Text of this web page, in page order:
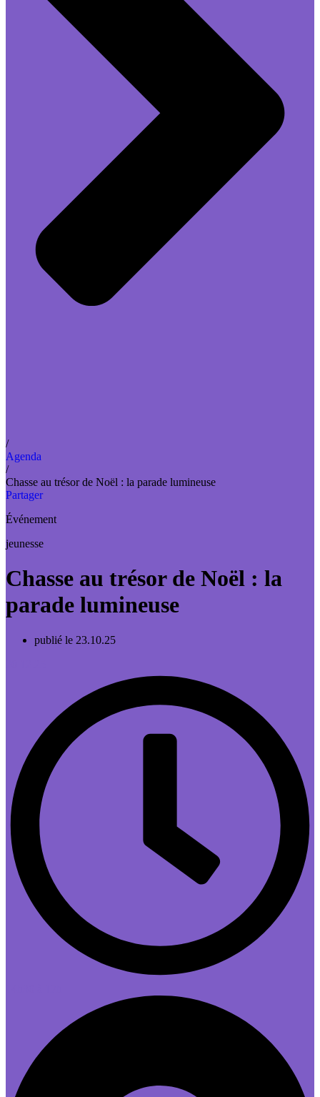
/
Agenda
/
Chasse au trésor de Noël : la parade lumineuse
Partager
Événement
jeunesse
Chasse au trésor de Noël : la
parade lumineuse
publié le 23.10.25